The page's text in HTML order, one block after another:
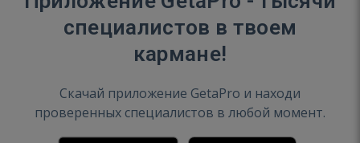
специалистов в твоем
кармане!
Скачай приложение GetaPro и находи
проверенных специалистов в любой момент.